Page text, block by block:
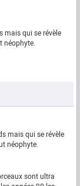
mais qui se révèle
néophyte.
mais qui se révèle
néophyte.
sont ultra